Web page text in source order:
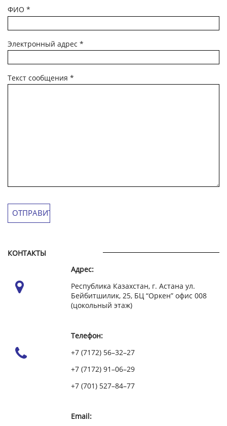
ФИО *
Электронный адрес *
Текст сообщения *
КОНТАКТЫ
Адрес:
Республика Казахстан, г. Астана ул.
Бейбитшилик, 25, БЦ “Оркен” офис 008
(цокольный этаж)
Телефон:
+7 (7172) 56–32–27
+7 (7172) 91–06–29
+7 (701) 527–84–77
Email: